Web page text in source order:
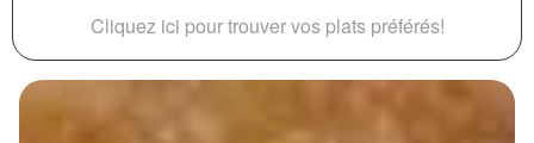
Cliquez ici pour trouver vos plats préférés!